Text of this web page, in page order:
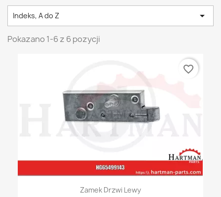
Indeks, A do Z 
Pokazano 1-6 z 6 pozycji
Zamek Drzwi Lewy
favorite_border